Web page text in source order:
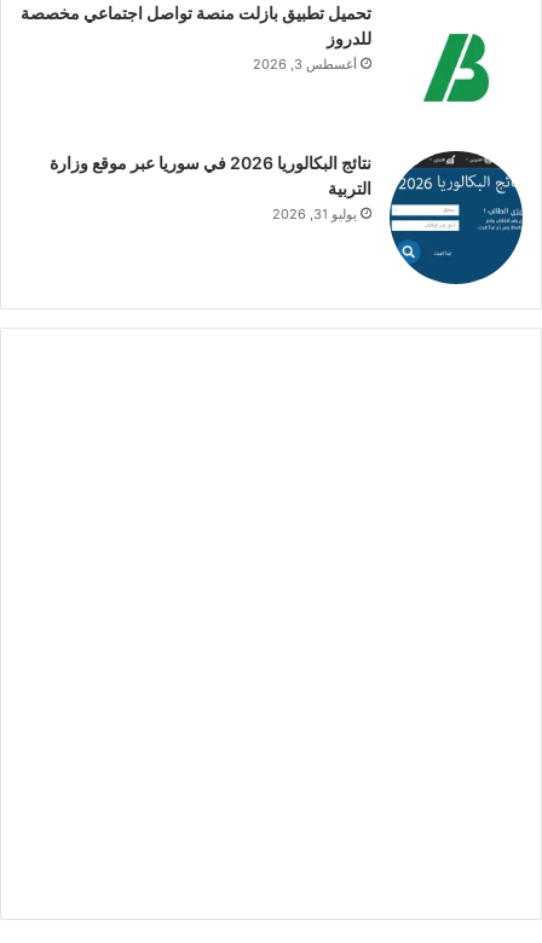
تحميل تطبيق بازلت منصة تواصل اجتماعي مخصصة
للدروز
أغسطس 3, 2026
نتائج البكالوريا 2026 في سوريا عبر موقع وزارة
التربية
يوليو 31, 2026